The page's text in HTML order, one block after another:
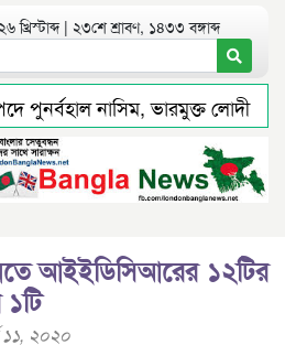
| ২৩শে শ্রাবণ, ১৪৩৩ বঙ্গাব্দ
নাসিম, ভারমুক্ত লোদী
প্রতারক ড্রাইভার বিল্লাল আটক
আইইডিসিআরের ১২টির
১১, ২০২০